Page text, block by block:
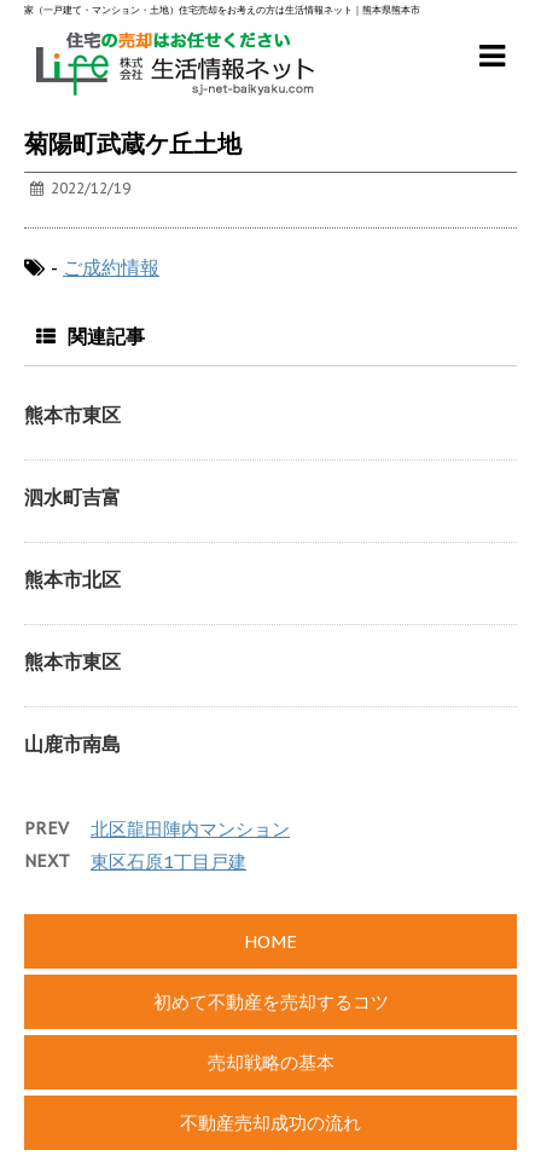
家（一戸建て・マンション・土地）住宅売却をお考えの方は生活情報ネット｜熊本県熊本市
菊陽町武蔵ケ丘土地
2022/12/19
- ご成約情報
関連記事
熊本市東区
泗水町吉富
熊本市北区
熊本市東区
山鹿市南島
PREV 北区龍田陣内マンション
NEXT 東区石原1丁目戸建
HOME
初めて不動産を売却するコツ
売却戦略の基本
不動産売却成功の流れ